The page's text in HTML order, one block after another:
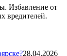
Избавление от
вредителей.
28.04.2026